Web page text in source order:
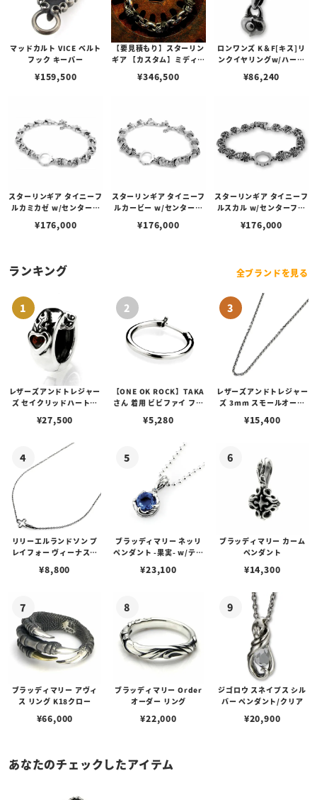
マッドカルト VICE ベルト
フック キーパー
¥159,500
【要見積もり】スターリン
ギア 【カスタム】ミディア
イクロサーベルトゥースリ
¥346,500
ロンワンズ K＆F[キス]リ
ンクイヤリングw/ハート
¥86,240
スターリンギア タイニーフ
ルカミカゼ w/センターフ
¥176,000
スターリンギア タイニーフ
ルカービー w/センターフ
¥176,000
スターリンギア タイニーフ
ルスカル w/センターフー
¥176,000
ランキング 全ブランドを見る
レザーズアンドトレジャー
ズ セイクリッドハートピ
¥27,500
【ONE OK ROCK】TAKA
さん 着用 ビビファイ フー
¥5,280
レザーズアンドトレジャー
ズ 3mm スモールオーバ
ブスタークラスプ＆LTロ
¥15,400
リリーエルランドソン プ
レイフォー ヴィーナスチ
¥8,800
ブラッディマリー ネッリ
ペンダント -果実- w/ティ
¥23,100
ブラッディマリー カーム
ペンダント
¥14,300
ブラッディマリー アヴィ
ス リング K18クロー
¥66,000
ブラッディマリー Order
オーダー リング
¥22,000
ジゴロウ スネイプス シル
バー ペンダント/クリア
¥20,900
あなたのチェックしたアイテム